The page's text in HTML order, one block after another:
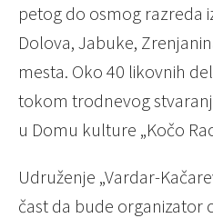
petog do osmog razreda
Dolova, Jabuke,
mesta. Oko 40 likovnih
tokom trodnevog
u Domu kulture „Kočo
Udruženje „Vardar-
čast da bude organizator